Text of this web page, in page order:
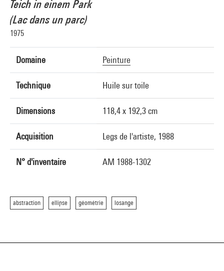
Teich in einem Park
(Lac dans un parc)
1975
Domaine Peinture
Technique Huile sur toile
Dimensions 118,4 x 192,3 cm
Acquisition Legs de l'artiste, 1988
N° d'inventaire AM 1988-1302
abstraction ellipse géométrie losange